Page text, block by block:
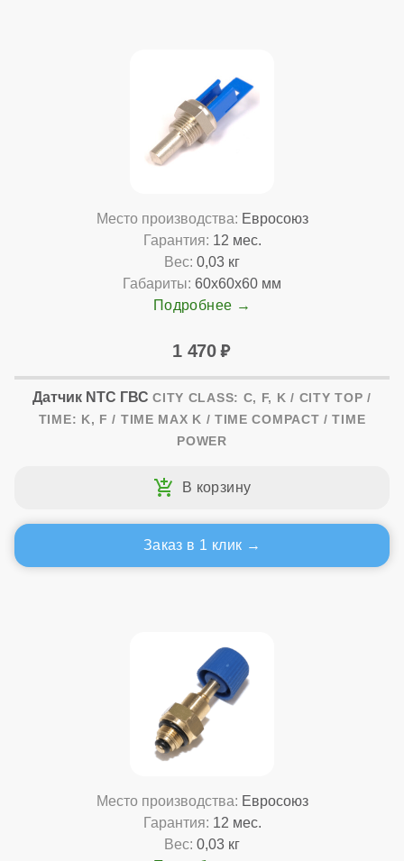
Место производства: Евросоюз
Гарантия: 12 мес.
Вес: 0,03 кг
Габариты: 60x60x60 мм
Подробнее
1 470
Датчик NTC ГВС CITY CLASS: C, F, K / CITY TOP /
TIME: K, F / TIME MAX K / TIME COMPACT / TIME
POWER
Заказ в 1 клик
Место производства: Евросоюз
Гарантия: 12 мес.
Вес: 0,03 кг